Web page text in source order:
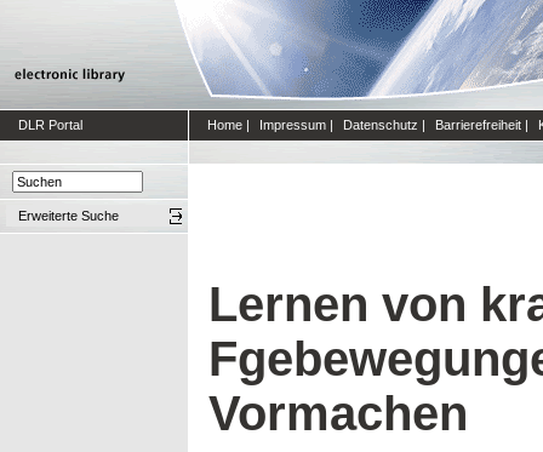
DLR Portal Home | Impressum | Datenschutz | Barrierefreiheit |
Erweiterte Suche
Lernen von
Vormachen